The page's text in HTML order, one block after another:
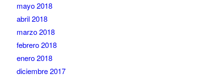
mayo 2018
abril 2018
marzo 2018
febrero 2018
enero 2018
diciembre 2017